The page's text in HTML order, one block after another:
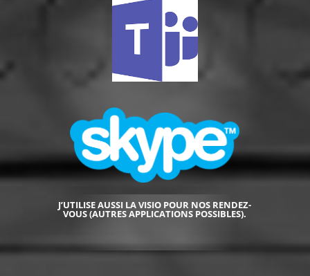
J’UTILISE AUSSI LA VISIO POUR NOS RENDEZ-
VOUS (AUTRES APPLICATIONS POSSIBLES).